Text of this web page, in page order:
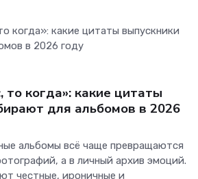
то когда»: какие цитаты
для альбомов в 2026
альбомы всё чаще превращаются
а в личный архив эмоций.
честные, ироничные и